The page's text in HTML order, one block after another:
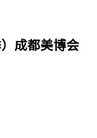
成都美博会